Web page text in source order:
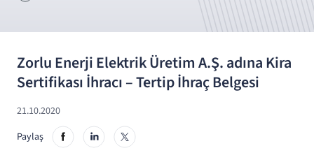
Zorlu Enerji Elektrik Üretim A.Ş. adına Kira
Sertifikası İhracı – Tertip İhraç Belgesi
21.10.2020
Paylaş